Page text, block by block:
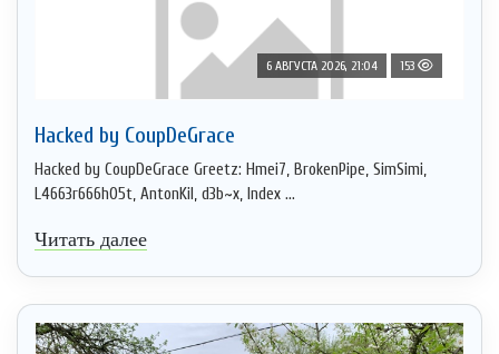
6 АВГУСТА 2026, 21:04 153
Hacked by CoupDeGrace
Hacked by CoupDeGrace Greetz: Hmei7, BrokenPipe, SimSimi,
L4663r666h05t, AntonKil, d3b~x, Index ...
Читать далее